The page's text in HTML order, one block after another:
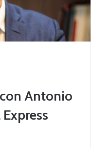
Antonio